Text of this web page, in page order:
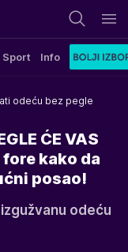
Sport Info
odeću bez pegle
ĆE VAS
fore kako da
posao!
odeću